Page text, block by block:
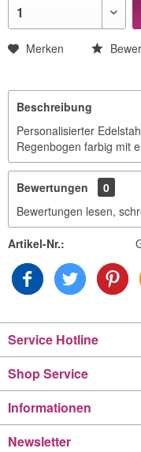
Merken
Beschreibung
Personalisierter
Regenbogen farbig mit
Bewertungen
0
Bewertungen lesen,
Artikel-Nr.:
Service Hotline
Shop Service
Informationen
Newsletter